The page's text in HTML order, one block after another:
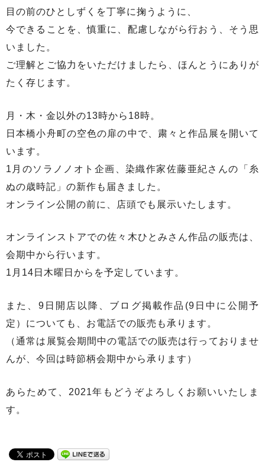
目の前のひとしずくを丁寧に掬うように、
今できることを、慎重に、配慮しながら行おう、そう思
いました。
ご理解とご協力をいただけましたら、ほんとうにありが
たく存じます。
月・木・金以外の13時から18時。
日本橋小舟町の空色の扉の中で、粛々と作品展を開いて
います。
1月のソラノノオト企画、染織作家佐藤亜紀さんの「糸
ぬの歳時記」の新作も届きました。
オンライン公開の前に、店頭でも展示いたします。
オンラインストアでの佐々木ひとみさん作品の販売は、
会期中から行います。
1月14日木曜日からを予定しています。
また、9日開店以降、ブログ掲載作品(9日中に公開予
定）についても、お電話での販売も承ります。
（通常は展覧会期間中の電話での販売は行っておりませ
んが、今回は時節柄会期中から承ります）
あらためて、2021年もどうぞよろしくお願いいたしま
す。